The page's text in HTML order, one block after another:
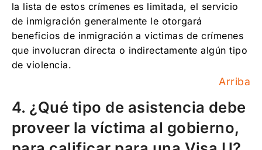
la lista de estos crímenes es limitada, el servicio
de inmigración generalmente le otorgará
beneficios de inmigración a victimas de crímenes
que involucran directa o indirectamente algún tipo
de violencia.
Arriba
4. ¿Qué tipo de asistencia debe
proveer la víctima al gobierno,